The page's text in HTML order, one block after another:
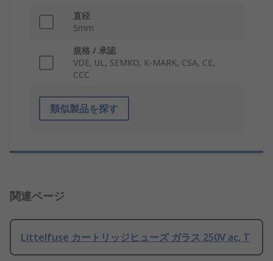
直径
5mm
規格 / 承認
VDE, UL, SEMKO, K-MARK, CSA, CE,
CCC
類似製品を探す
関連ページ
Littelfuse カートリッジヒューズ ガラス 250V ac, T